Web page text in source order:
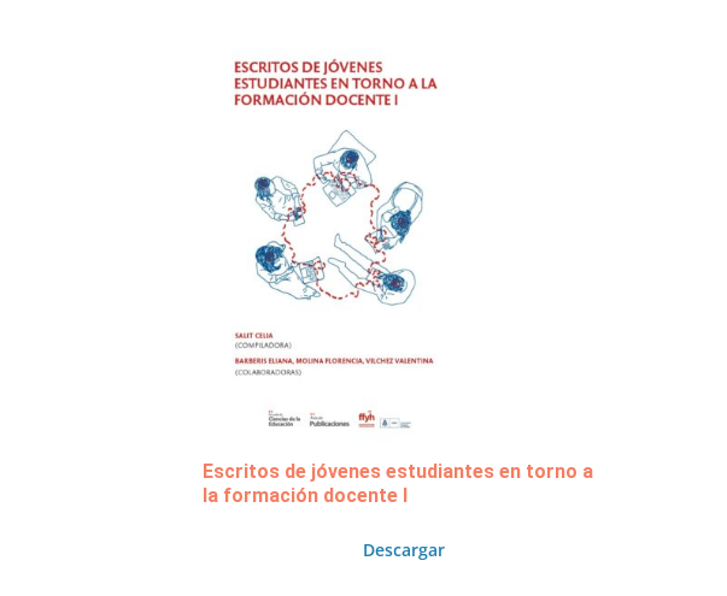
Escritos de jóvenes estudiantes en torno a
la formación docente I
Descargar